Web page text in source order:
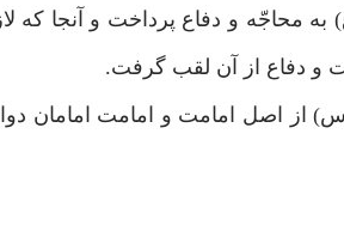
محاجّه و دفاع پرداخت و آنجا كه
و دفاع از آن لقب گرفت.
از اصل امامت و امامت امامان